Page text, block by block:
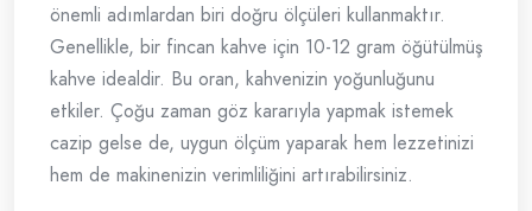
önemli adımlardan biri doğru ölçüleri kullanmaktır.
Genellikle, bir fincan kahve için 10-12 gram öğütülmüş
kahve idealdir. Bu oran, kahvenizin yoğunluğunu
etkiler. Çoğu zaman göz kararıyla yapmak istemek
cazip gelse de, uygun ölçüm yaparak hem lezzetinizi
hem de makinenizin verimliliğini artırabilirsiniz.